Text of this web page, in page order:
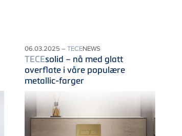
06.03.2025 –TECENEWS
TECEsolid – nå med glatt
overflate i våre populære
metallic-farger